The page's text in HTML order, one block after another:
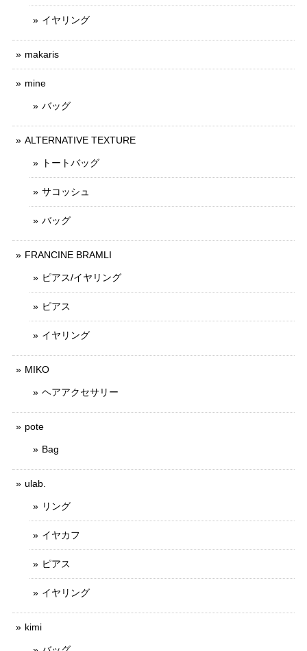
イヤリング
makaris
mine
バッグ
ALTERNATIVE TEXTURE
トートバッグ
サコッシュ
バッグ
FRANCINE BRAMLI
ピアス/イヤリング
ピアス
イヤリング
MIKO
ヘアアクセサリー
pote
Bag
ulab.
リング
イヤカフ
ピアス
イヤリング
kimi